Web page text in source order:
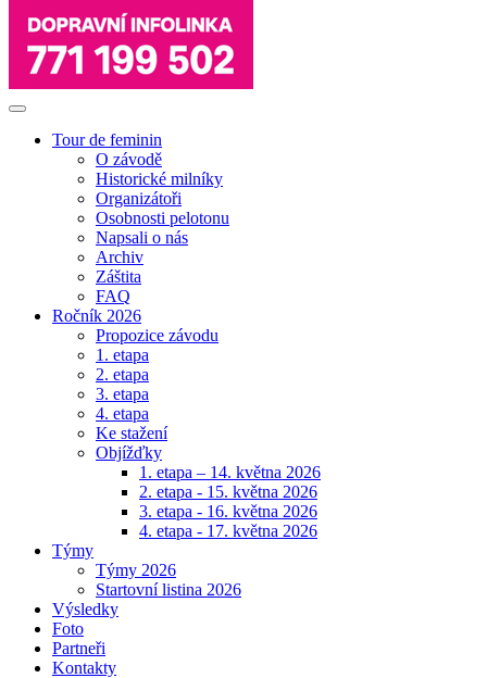
Tour de feminin
O závodě
Historické milníky
Organizátoři
Osobnosti pelotonu
Napsali o nás
Archiv
Záštita
FAQ
Ročník 2026
Propozice závodu
1. etapa
2. etapa
3. etapa
4. etapa
Ke stažení
Objížďky
1. etapa – 14. května 2026
2. etapa - 15. května 2026
3. etapa - 16. května 2026
4. etapa - 17. května 2026
Týmy
Týmy 2026
Startovní listina 2026
Výsledky
Foto
Partneři
Kontakty